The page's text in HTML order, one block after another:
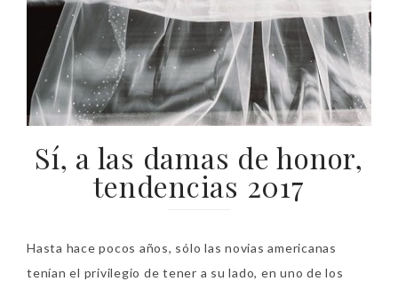
Sí, a las damas de honor,
tendencias 2017
Hasta hace pocos años, sólo las novias americanas
tenían el privilegio de tener a su lado, en uno de los